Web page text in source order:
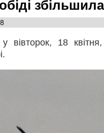
вівторок, 18 квітня,